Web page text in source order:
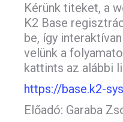
Kérünk titeket, a
K2 Base
be, így
velünk a
kattints az alábbi
https://base.k2-
Előadó: Garaba